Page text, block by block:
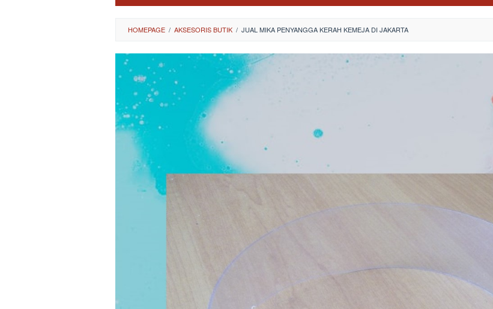
HOMEPAGE / AKSESORIS BUTIK / JUAL MIKA PENYANGGA KERAH KEMEJA DI JAKARTA